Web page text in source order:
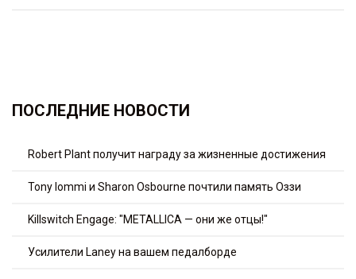
ПОСЛЕДНИЕ НОВОСТИ
Robert Plant получит награду за жизненные достижения
Tony Iommi и Sharon Osbourne почтили память Оззи
Killswitch Engage: "METALLICA — они же отцы!"
Усилители Laney на вашем педалборде